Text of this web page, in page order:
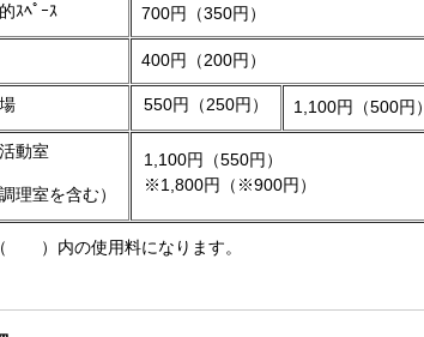
ｽﾍﾟｰｽ
700円（350円）
400円（200円）
550円（250円） 1,100円（500円）
動室
理室を含む）
1,100円（550円）
※1,800円（※900円）
）内の使用料になります。